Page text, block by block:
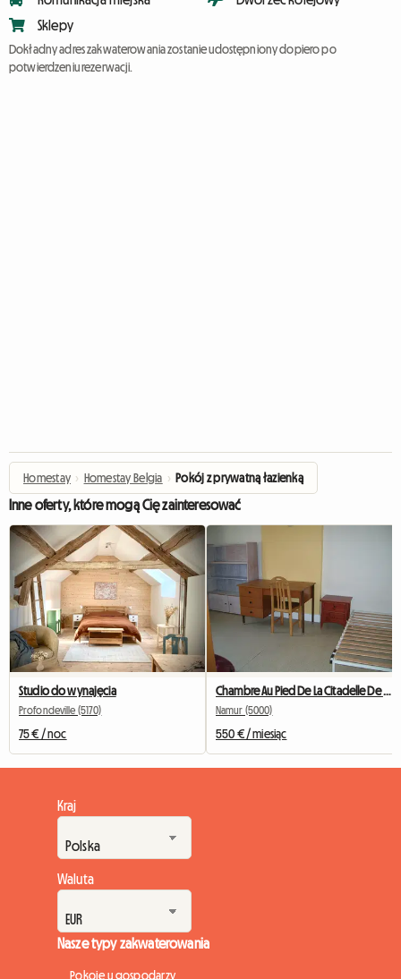
Sklepy
Dokładny adres zakwaterowania zostanie udostępniony dopiero po
potwierdzeniu rezerwacji.
Homestay › Homestay Belgia › Pokój z prywatną łazienką
Inne oferty, które mogą Cię zainteresować
Studio do wynajęcia
Profondeville (5170)
75 € / noc
Namur (5000)
550 € / miesiąc
Kraj
Waluta
Nasze typy zakwaterowania
Pokoje u gospodarzy